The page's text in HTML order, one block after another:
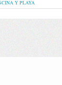
Y PLAYA